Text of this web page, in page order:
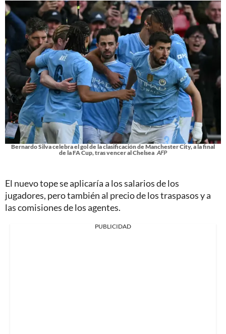
Bernardo Silva celebra el gol de la clasificación de Manchester City, a la final
de la FA Cup, tras vencer al Chelsea AFP
El nuevo tope se aplicaría a los salarios de los
jugadores, pero también al precio de los traspasos y a
las comisiones de los agentes.
PUBLICIDAD